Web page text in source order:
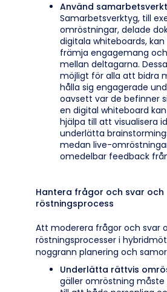
Använd
Samarbetsverktyg, till
omröstningar, delade
digitala whiteboards,
främja engagemang
mellan deltagarna.
möjligt för alla att bidra
hålla sig engagerade
oavsett var de befinner
en digital whiteboard
hjälpa till att visualisera
underlätta
medan live-
omedelbar feedback
Hantera frågor och svar och
röstningsprocess
Att moderera frågor och svar
röstningsprocesser i
noggrann planering och
Underlätta rättvis
gäller omröstning